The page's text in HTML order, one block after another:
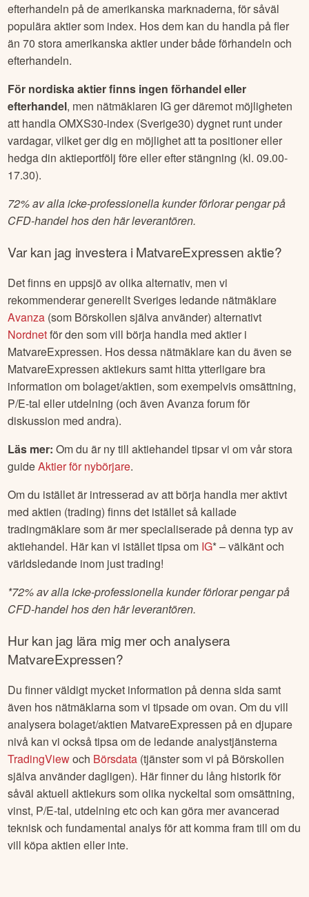
efterhandeln på de amerikanska marknaderna, för såväl
populära aktier som index. Hos dem kan du handla på fler
än 70 stora amerikanska aktier under både förhandeln och
efterhandeln.
För nordiska aktier finns ingen förhandel eller
efterhandel, men nätmäklaren IG ger däremot möjligheten
att handla OMXS30-index (Sverige30) dygnet runt under
vardagar, vilket ger dig en möjlighet att ta positioner eller
hedga din aktieportfölj före eller efter stängning (kl. 09.00-
17.30).
72% av alla icke-professionella kunder förlorar pengar på
CFD-handel hos den här leverantören.
Var kan jag investera iMatvareExpressenaktie?
Det finns en uppsjö av olika alternativ, men vi
rekommenderar generellt Sveriges ledande nätmäklare
Avanza (som Börskollen själva använder) alternativt
Nordnetför den som vill börja handla med aktier i
MatvareExpressen. Hos dessa nätmäklare kan du även se
MatvareExpressen aktiekurs samt hitta ytterligare bra
information om bolaget/aktien, som exempelvis omsättning,
P/E-tal eller utdelning (och även Avanza forum för
diskussion med andra).
Läs mer: Om du är ny till aktiehandel tipsar vi om vår stora
guideAktier för nybörjare.
Om du istället är intresserad av att börja handla mer aktivt
med aktien (trading) finns det istället så kallade
tradingmäklare som är mer specialiserade på denna typ av
aktiehandel. Här kan vi istället tipsa om IG* – välkänt och
världsledande inom just trading!
*72% av alla icke-professionella kunder förlorar pengar på
CFD-handel hos den här leverantören.
Hur kan jag lära mig mer och analysera
MatvareExpressen?
Du finner väldigt mycket information på denna sida samt
även hos nätmäklarna som vi tipsade om ovan. Om du vill
analysera bolaget/aktien MatvareExpressen på en djupare
nivå kan vi också tipsa om de ledande analystjänsterna
TradingViewoch Börsdata (tjänster som vi på Börskollen
själva använder dagligen). Här finner du lång historik för
såväl aktuell aktiekurs som olika nyckeltal som omsättning,
vinst, P/E-tal, utdelning etc och kan göra mer avancerad
teknisk och fundamental analys för att komma fram till om du
vill köpa aktien eller inte.